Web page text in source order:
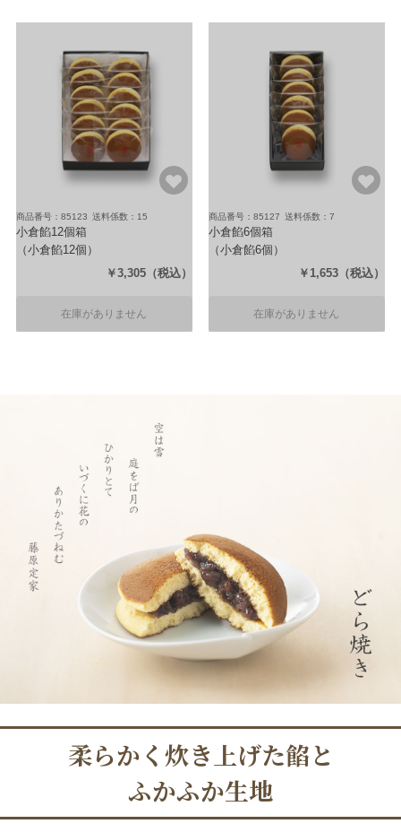
商品番号：85123 送料係数：15
小倉餡12個箱
（小倉餡12個）
￥3,305 （税込）
在庫がありません
商品番号：85127 送料係数：7
小倉餡6個箱
（小倉餡6個）
￥1,653 （税込）
在庫がありません
柔らかく炊き上げた餡と
ふかふか生地